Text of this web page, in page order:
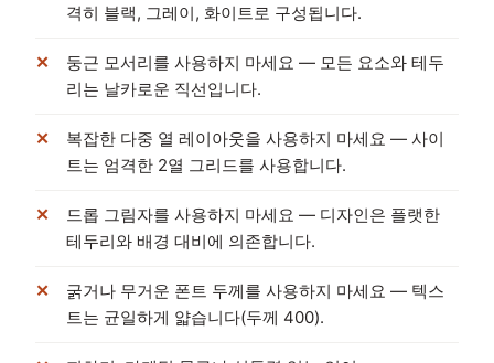
격히 블랙, 그레이, 화이트로 구성됩니다.
둥근 모서리를 사용하지 마세요 — 모든 요소와 테두
리는 날카로운 직선입니다.
복잡한 다중 열 레이아웃을 사용하지 마세요 — 사이
트는 엄격한 2열 그리드를 사용합니다.
드롭 그림자를 사용하지 마세요 — 디자인은 플랫한
테두리와 배경 대비에 의존합니다.
굵거나 무거운 폰트 두께를 사용하지 마세요 — 텍스
트는 균일하게 얇습니다(두께 400).